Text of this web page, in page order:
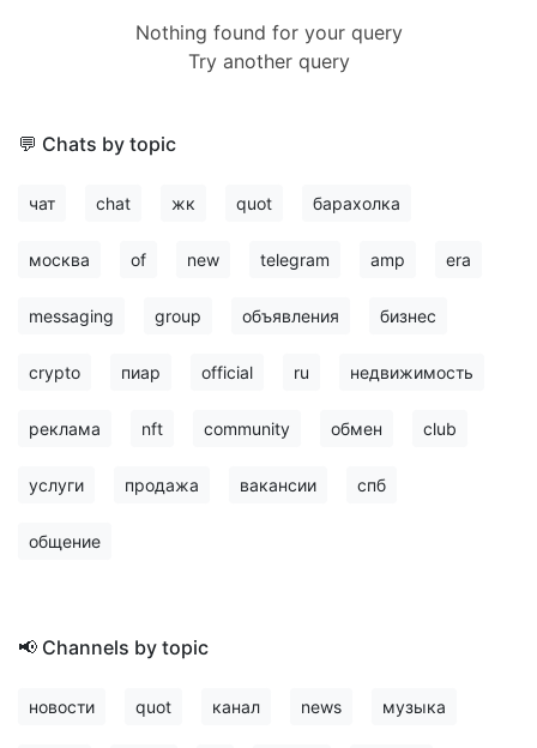
Nothing found for your query
Try another query
💬 Chats by topic
чат chat жк quot барахолка
москва of new telegram amp era
messaging group объявления бизнес
crypto пиар official ru недвижимость
реклама nft community обмен club
услуги продажа вакансии спб
общение
📢 Channels by topic
новости quot канал news музыка